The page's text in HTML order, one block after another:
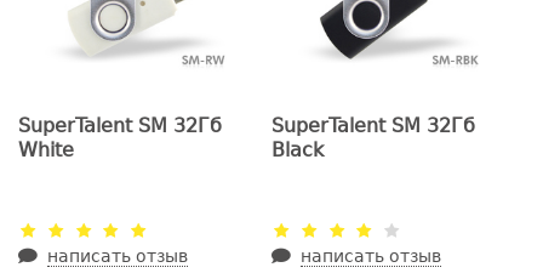
SuperTalent SM 32Гб
White
написать отзыв
SuperTalent SM 32Гб
Black
написать отзыв